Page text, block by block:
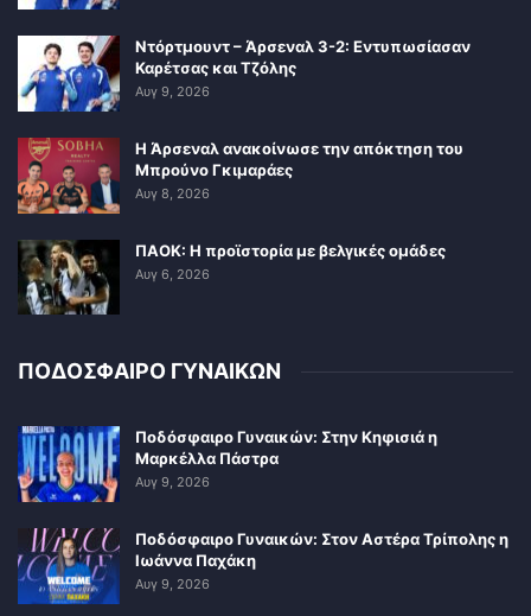
Ντόρτμουντ – Άρσεναλ 3-2: Εντυπωσίασαν
Καρέτσας και Τζόλης
Αυγ 9, 2026
Η Άρσεναλ ανακοίνωσε την απόκτηση του
Μπρούνο Γκιμαράες
Αυγ 8, 2026
ΠΑΟΚ: Η προϊστορία με βελγικές ομάδες
Αυγ 6, 2026
ΠΟΔΟΣΦΑΙΡΟ ΓΥΝΑΙΚΩΝ
Ποδόσφαιρο Γυναικών: Στην Κηφισιά η
Μαρκέλλα Πάστρα
Αυγ 9, 2026
Ποδόσφαιρο Γυναικών: Στον Αστέρα Τρίπολης η
Ιωάννα Παχάκη
Αυγ 9, 2026